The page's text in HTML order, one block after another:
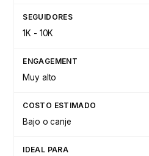
1K - 10K
Muy alto
Bajo o canje